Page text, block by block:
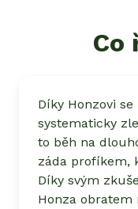
Co
Díky Honzovi
systematicky
to běh na
záda profíkem,
Díky svým
Honza